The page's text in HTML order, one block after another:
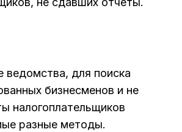
ведомства, для поиска
бизнесменов и не
налогоплательщиков
разные методы.